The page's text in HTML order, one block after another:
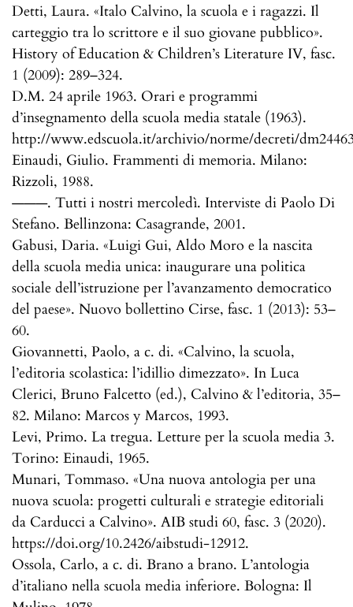
Detti, Laura. «Italo Calvino, la scuola e i ragazzi. Il
carteggio tra lo scrittore e il suo giovane pubblico».
History of Education & Children’s Literature IV, fasc.
1 (2009): 289–324.
D.M. 24 aprile 1963. Orari e programmi
d’insegnamento della scuola media statale (1963).
http://www.edscuola.it/archivio/norme/decreti/
Einaudi, Giulio. Frammenti di memoria. Milano:
Rizzoli, 1988.
———. Tutti i nostri mercoledì. Interviste di Paolo Di
Stefano. Bellinzona: Casagrande, 2001.
Gabusi, Daria. «Luigi Gui, Aldo Moro e la nascita
della scuola media unica: inaugurare una politica
sociale dell’istruzione per l’avanzamento democratico
del paese». Nuovo bollettino Cirse, fasc. 1 (2013): 53–
60.
Giovannetti, Paolo, a c. di. «Calvino, la scuola,
l’editoria scolastica: l’idillio dimezzato». In Luca
Clerici, Bruno Falcetto (ed.), Calvino & l’editoria, 35–
82. Milano: Marcos y Marcos, 1993.
Levi, Primo. La tregua. Letture per la scuola media 3.
Torino: Einaudi, 1965.
Munari, Tommaso. «Una nuova antologia per una
nuova scuola: progetti culturali e strategie editoriali
da Carducci a Calvino». AIB studi 60, fasc. 3 (2020).
https://doi.org/10.2426/aibstudi-12912.
Ossola, Carlo, a c. di. Brano a brano. L’antologia
d’italiano nella scuola media inferiore. Bologna: Il